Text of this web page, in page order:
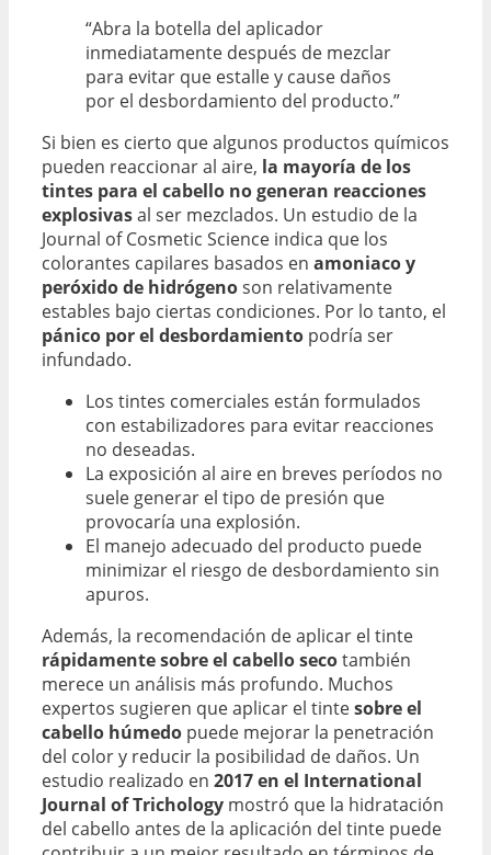
“Abra la botella del aplicador
inmediatamente después de mezclar
para evitar que estalle y cause daños
por el desbordamiento del producto.”
Si bien es cierto que algunos productos químicos
pueden reaccionar al aire, la mayoría de los
tintes para el cabello no generan reacciones
explosivasal ser mezclados. Un estudio de la
Journal of Cosmetic Science indica que los
colorantes capilares basados en amoniaco y
peróxido de hidrógenoson relativamente
estables bajo ciertas condiciones. Por lo tanto, el
pánico por el desbordamiento podría ser
infundado.
Los tintes comerciales están formulados
con estabilizadores para evitar reacciones
no deseadas.
La exposición al aire en breves períodos no
suele generar el tipo de presión que
provocaría una explosión.
El manejo adecuado del producto puede
minimizar el riesgo de desbordamiento sin
apuros.
Además, la recomendación de aplicar el tinte
rápidamente sobre el cabello secotambién
merece un análisis más profundo. Muchos
expertos sugieren que aplicar el tintesobre el
cabello húmedo puede mejorar la penetración
del color y reducir la posibilidad de daños. Un
estudio realizado en 2017 en el International
Journal of Trichology mostró que la hidratación
del cabello antes de la aplicación del tinte puede